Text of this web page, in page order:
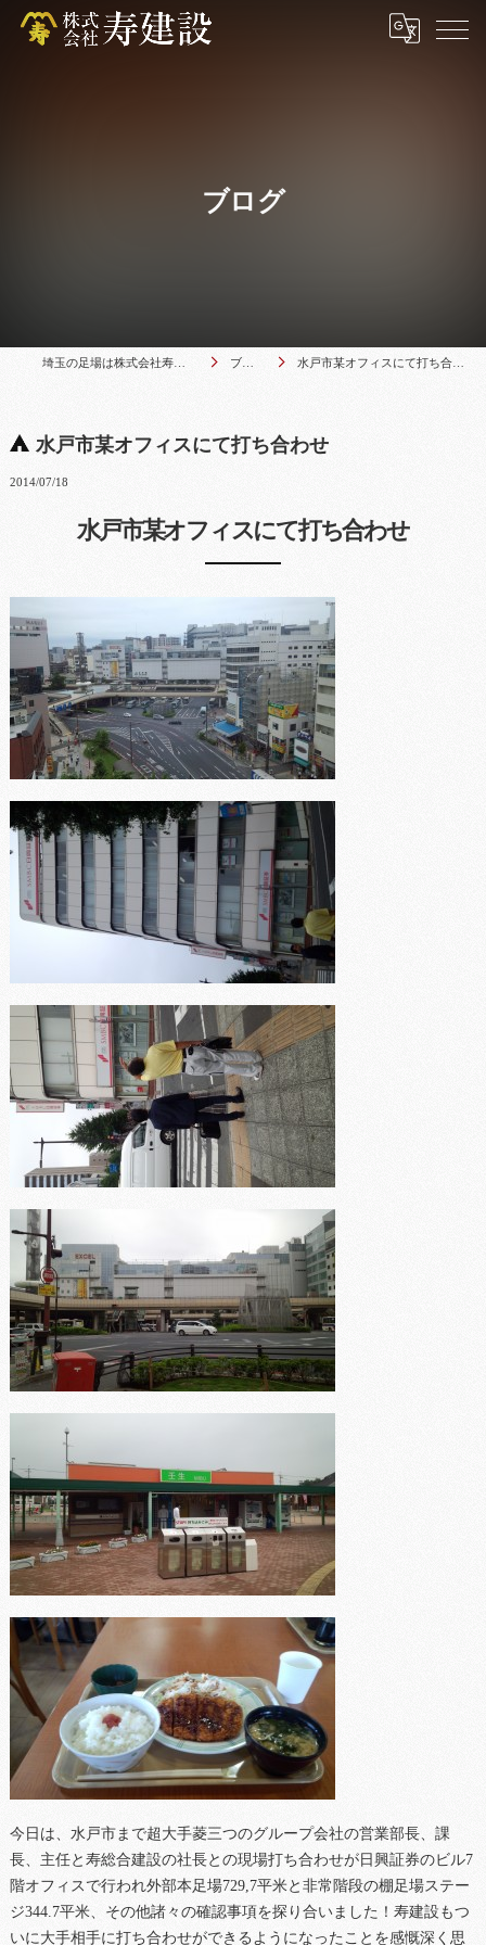
ブログ
埼玉の足場は株式会社寿建設 ブログ 水戸市某オフィスにて打ち合わせ
水戸市某オフィスにて打ち合わせ
2014/07/18
水戸市某オフィスにて打ち合わせ
今日は、水戸市まで超大手菱三つのグループ会社の営業部長、課
長、主任と寿総合建設の社長との現場打ち合わせが日興証券のビル7
階オフィスで行われ外部本足場729,7平米と非常階段の棚足場ステー
ジ344.7平米、その他諸々の確認事項を探り合いました！寿建設もつ
いに大手相手に打ち合わせができるようになったことを感慨深く思